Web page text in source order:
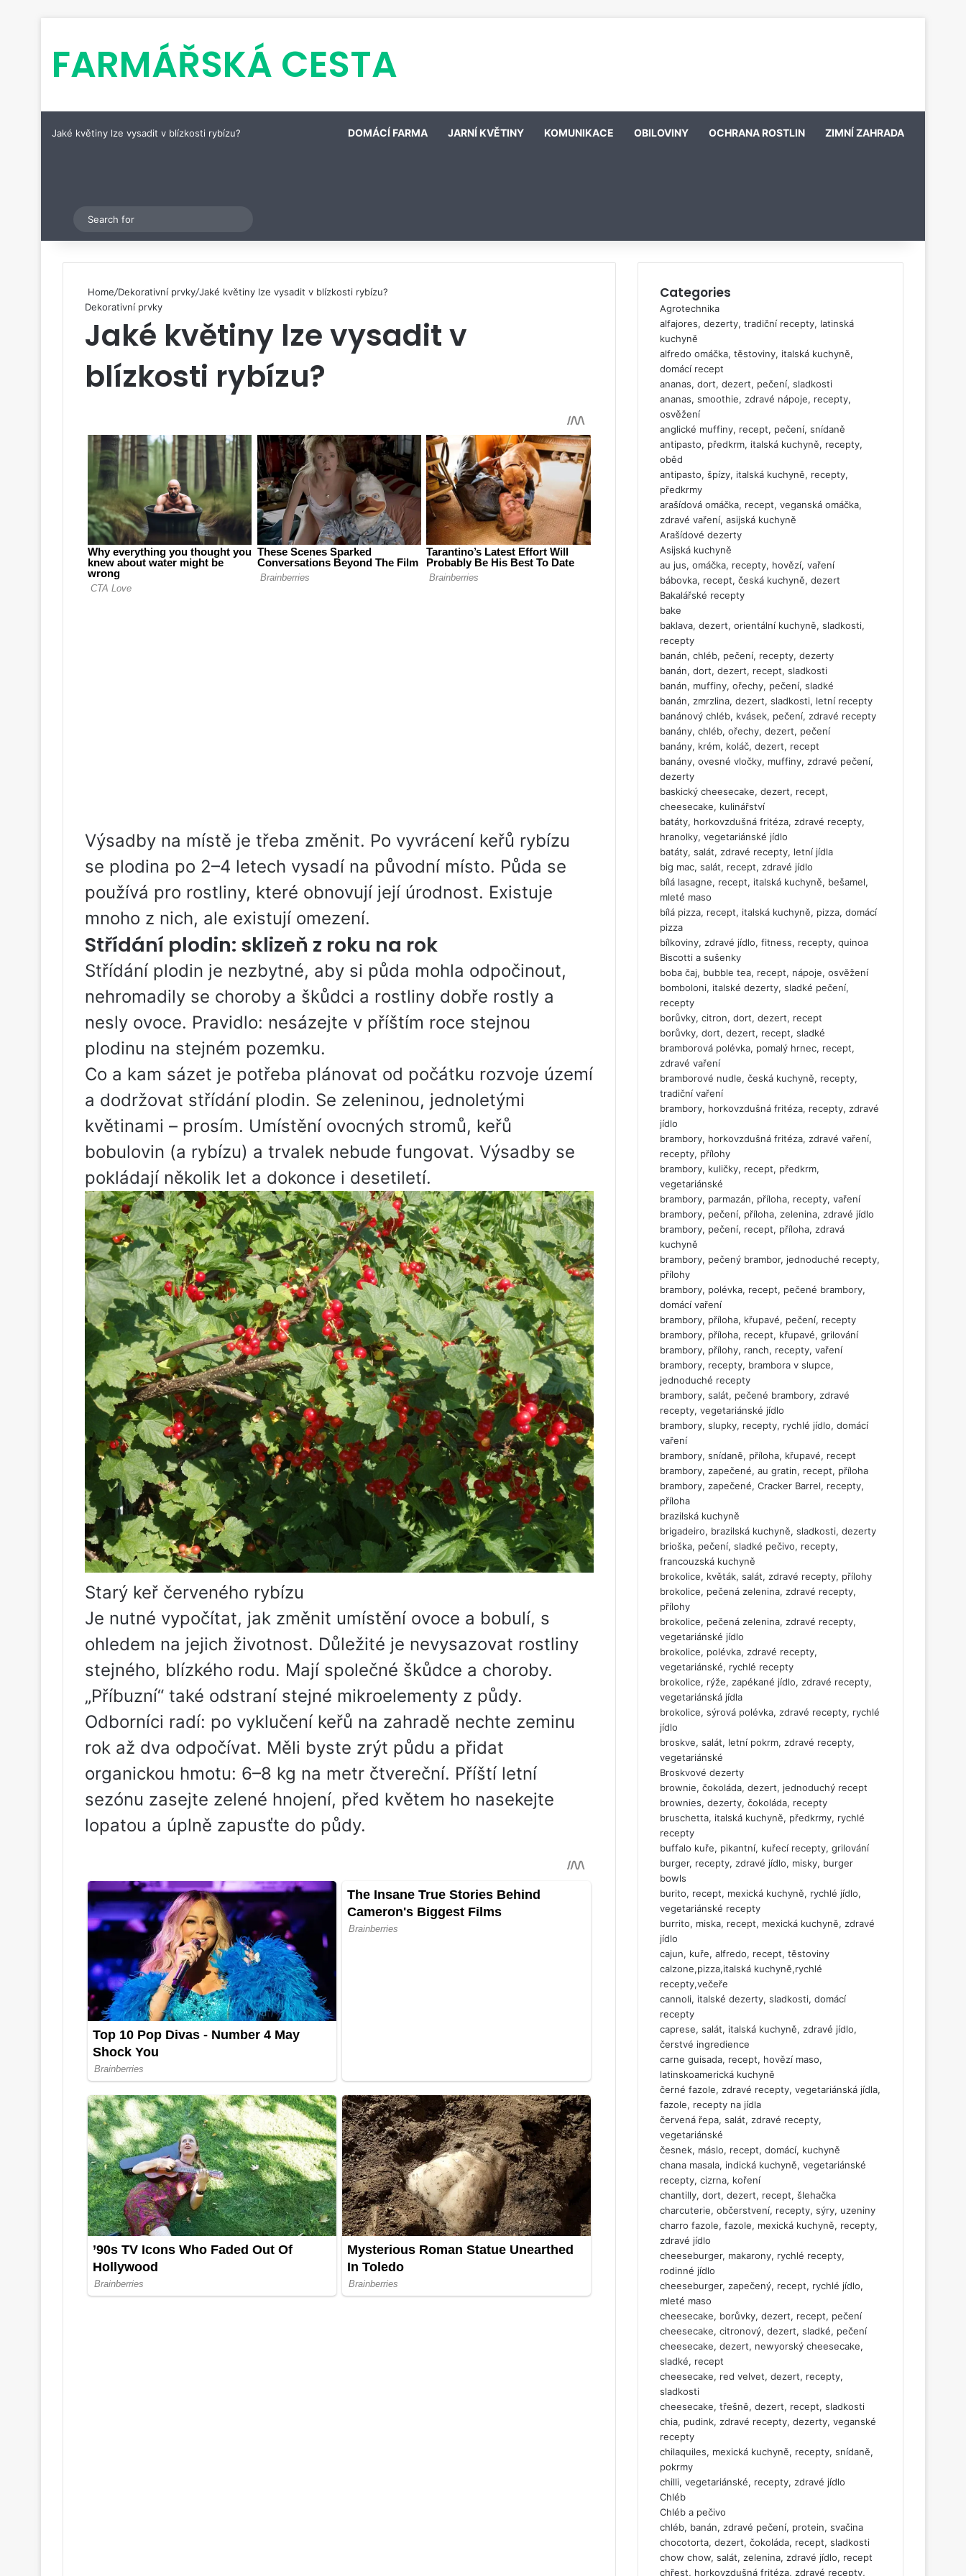
FARMÁŘSKÁ CESTA
Jaké květiny lze vysadit v blízkosti rybízu? DOMÁCÍ FARMA JARNÍ KVĚTINY KOMUNIKACE OBILOVINY OCHRANA ROSTLIN ZIMNÍ ZAHRADA
Switch skin
for
Home/Dekorativní prvky/Jaké květiny lze vysadit v blízkosti rybízu?
Dekorativní prvky
Jaké květiny lze vysadit v
blízkosti rybízu?
Výsadby na místě je třeba změnit. Po vyvrácení keřů rybízu
se plodina po 2–4 letech vysadí na původní místo. Půda se
používá pro rostliny, které obnovují její úrodnost. Existuje
mnoho z nich, ale existují omezení.
Střídání plodin: sklizeň z roku na rok
Střídání plodin je nezbytné, aby si půda mohla odpočinout,
nehromadily se choroby a škůdci a rostliny dobře rostly a
nesly ovoce. Pravidlo: nesázejte v příštím roce stejnou
plodinu na stejném pozemku.
Co a kam sázet je potřeba plánovat od počátku rozvoje území
a dodržovat střídání plodin. Se zeleninou, jednoletými
květinami – prosím. Umístění ovocných stromů, keřů
bobulovin (a rybízu) a trvalek nebude fungovat. Výsadby se
pokládají několik let a dokonce i desetiletí.
Starý keř červeného rybízu
Je nutné vypočítat, jak změnit umístění ovoce a bobulí, s
ohledem na jejich životnost. Důležité je nevysazovat rostliny
stejného, ​​blízkého rodu. Mají společné škůdce a choroby.
„Příbuzní“ také odstraní stejné mikroelementy z půdy.
Odborníci radí: po vyklučení keřů na zahradě nechte zeminu
rok až dva odpočívat. Měli byste zrýt půdu a přidat
organickou hmotu: 6–8 kg na metr čtvereční. Příští letní
sezónu zasejte zelené hnojení, před květem ho nasekejte
lopatou a úplně zapusťte do půdy.
Categories
Agrotechnika
alfajores, dezerty, tradiční recepty, latinská
kuchyně
alfredo omáčka, těstoviny, italská kuchyně,
domácí recept
ananas, dort, dezert, pečení, sladkosti
ananas, smoothie, zdravé nápoje, recepty,
osvěžení
anglické muffiny, recept, pečení, snídaně
antipasto, předkrm, italská kuchyně, recepty,
oběd
antipasto, špízy, italská kuchyně, recepty,
předkrmy
arašídová omáčka, recept, veganská omáčka,
zdravé vaření, asijská kuchyně
Arašídové dezerty
Asijská kuchyně
au jus, omáčka, recepty, hovězí, vaření
bábovka, recept, česká kuchyně, dezert
Bakalářské recepty
bake
baklava, dezert, orientální kuchyně, sladkosti,
recepty
banán, chléb, pečení, recepty, dezerty
banán, dort, dezert, recept, sladkosti
banán, muffiny, ořechy, pečení, sladké
banán, zmrzlina, dezert, sladkosti, letní recepty
banánový chléb, kvásek, pečení, zdravé recepty
banány, chléb, ořechy, dezert, pečení
banány, krém, koláč, dezert, recept
banány, ovesné vločky, muffiny, zdravé pečení,
dezerty
baskický cheesecake, dezert, recept,
cheesecake, kulinářství
batáty, horkovzdušná fritéza, zdravé recepty,
hranolky, vegetariánské jídlo
batáty, salát, zdravé recepty, letní jídla
big mac, salát, recept, zdravé jídlo
bílá lasagne, recept, italská kuchyně, bešamel,
mleté maso
bílá pizza, recept, italská kuchyně, pizza, domácí
pizza
bílkoviny, zdravé jídlo, fitness, recepty, quinoa
Biscotti a sušenky
boba čaj, bubble tea, recept, nápoje, osvěžení
bomboloni, italské dezerty, sladké pečení,
recepty
borůvky, citron, dort, dezert, recept
borůvky, dort, dezert, recept, sladké
bramborová polévka, pomalý hrnec, recept,
zdravé vaření
bramborové nudle, česká kuchyně, recepty,
tradiční vaření
brambory, horkovzdušná fritéza, recepty, zdravé
jídlo
brambory, horkovzdušná fritéza, zdravé vaření,
recepty, přílohy
brambory, kuličky, recept, předkrm,
vegetariánské
brambory, parmazán, příloha, recepty, vaření
brambory, pečení, příloha, zelenina, zdravé jídlo
brambory, pečení, recept, příloha, zdravá
kuchyně
brambory, pečený brambor, jednoduché recepty,
přílohy
brambory, polévka, recept, pečené brambory,
domácí vaření
brambory, příloha, křupavé, pečení, recepty
brambory, příloha, recept, křupavé, grilování
brambory, přílohy, ranch, recepty, vaření
brambory, recepty, brambora v slupce,
jednoduché recepty
brambory, salát, pečené brambory, zdravé
recepty, vegetariánské jídlo
brambory, slupky, recepty, rychlé jídlo, domácí
vaření
brambory, snídaně, příloha, křupavé, recept
brambory, zapečené, au gratin, recept, příloha
brambory, zapečené, Cracker Barrel, recepty,
příloha
brazilská kuchyně
brigadeiro, brazilská kuchyně, sladkosti, dezerty
brioška, pečení, sladké pečivo, recepty,
francouzská kuchyně
brokolice, květák, salát, zdravé recepty, přílohy
brokolice, pečená zelenina, zdravé recepty,
přílohy
brokolice, pečená zelenina, zdravé recepty,
vegetariánské jídlo
brokolice, polévka, zdravé recepty,
vegetariánské, rychlé recepty
brokolice, rýže, zapékané jídlo, zdravé recepty,
vegetariánská jídla
brokolice, sýrová polévka, zdravé recepty, rychlé
jídlo
broskve, salát, letní pokrm, zdravé recepty,
vegetariánské
Broskvové dezerty
brownie, čokoláda, dezert, jednoduchý recept
brownies, dezerty, čokoláda, recepty
bruschetta, italská kuchyně, předkrmy, rychlé
recepty
buffalo kuře, pikantní, kuřecí recepty, grilování
burger, recepty, zdravé jídlo, misky, burger
bowls
burito, recept, mexická kuchyně, rychlé jídlo,
vegetariánské recepty
burrito, miska, recept, mexická kuchyně, zdravé
jídlo
cajun, kuře, alfredo, recept, těstoviny
calzone,pizza,italská kuchyně,rychlé
recepty,večeře
cannoli, italské dezerty, sladkosti, domácí
recepty
caprese, salát, italská kuchyně, zdravé jídlo,
čerstvé ingredience
carne guisada, recept, hovězí maso,
latinskoamerická kuchyně
černé fazole, zdravé recepty, vegetariánská jídla,
fazole, recepty na jídla
červená řepa, salát, zdravé recepty,
vegetariánské
česnek, máslo, recept, domácí, kuchyně
chana masala, indická kuchyně, vegetariánské
recepty, cizrna, koření
chantilly, dort, dezert, recept, šlehačka
charcuterie, občerstvení, recepty, sýry, uzeniny
charro fazole, fazole, mexická kuchyně, recepty,
zdravé jídlo
cheeseburger, makarony, rychlé recepty,
rodinné jídlo
cheeseburger, zapečený, recept, rychlé jídlo,
mleté maso
cheesecake, borůvky, dezert, recept, pečení
cheesecake, citronový, dezert, sladké, pečení
cheesecake, dezert, newyorský cheesecake,
sladké, recept
cheesecake, red velvet, dezert, recepty,
sladkosti
cheesecake, třešně, dezert, recept, sladkosti
chia, pudink, zdravé recepty, dezerty, veganské
recepty
chilaquiles, mexická kuchyně, recepty, snídaně,
pokrmy
chilli, vegetariánské, recepty, zdravé jídlo
Chléb
Chléb a pečivo
chléb, banán, zdravé pečení, protein, svačina
chocotorta, dezert, čokoláda, recept, sladkosti
chow chow, salát, zelenina, zdravé jídlo, recept
chřest, horkovzdušná fritéza, zdravé recepty,